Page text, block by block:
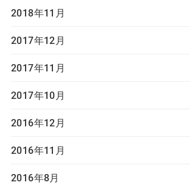
2018年11月
2017年12月
2017年11月
2017年10月
2016年12月
2016年11月
2016年8月